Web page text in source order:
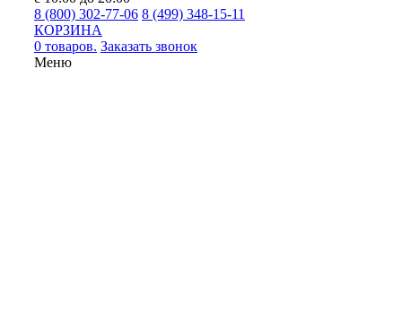
8 (800) 302-77-06 8 (499) 348-15-11
КОРЗИНА
0 товаров. Заказать звонок
Меню